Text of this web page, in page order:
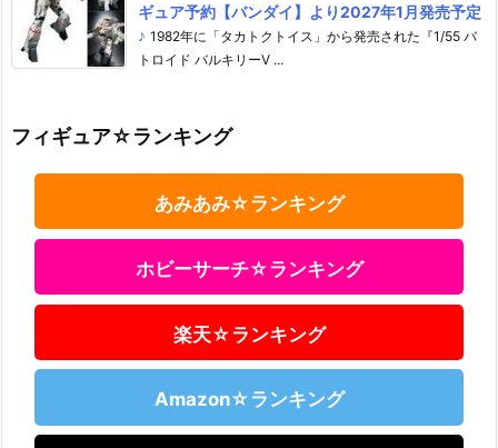
ギュア予約【バンダイ】より2027年1月発売予定
♪ 1982年に「タカトクトイス」から発売された『1/55 バ
トロイド バルキリーV ...
フィギュア☆ランキング
あみあみ☆ランキング
ホビーサーチ☆ランキング
楽天☆ランキング
Amazon☆ランキング